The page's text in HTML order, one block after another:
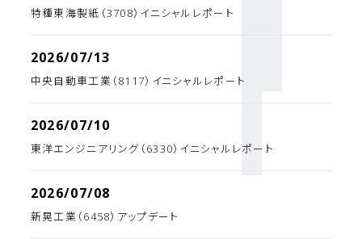
特種東海製紙（3708）イニシャルレポート
2026/07/13
中央自動車工業（8117）イニシャルレポート
2026/07/10
東洋エンジニアリング（6330）イニシャルレポート
2026/07/08
新晃工業（6458）アップデート